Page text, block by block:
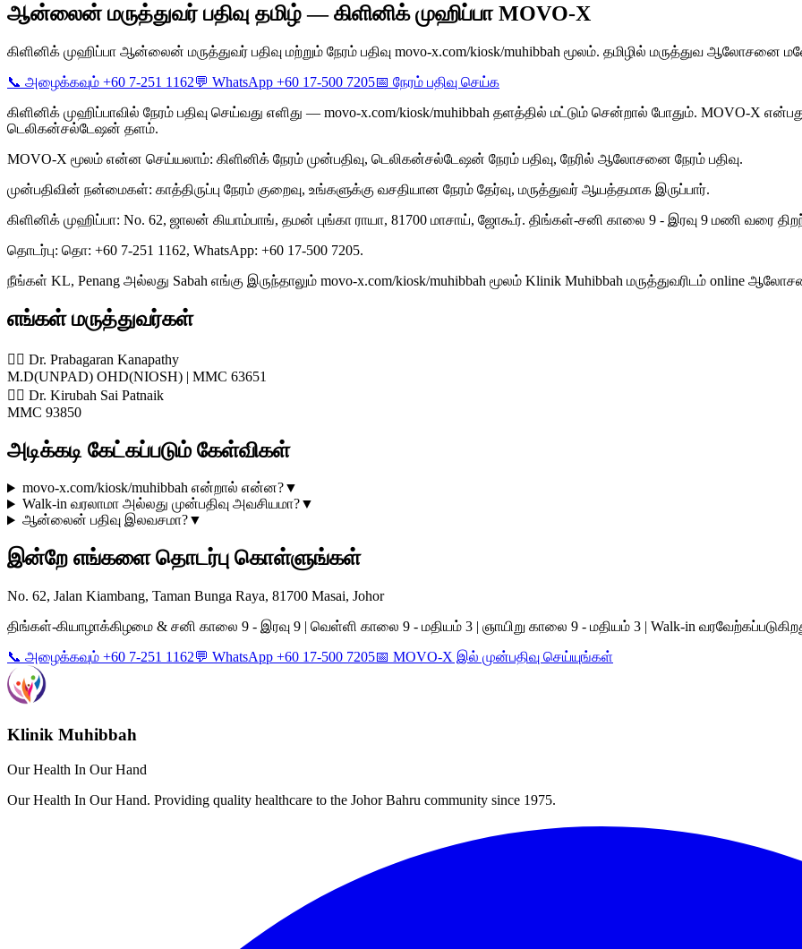
ஆன்லைன் மருத்துவர் பதிவு தமிழ் — கிளினிக் முஹிப்பா MOVO-X
கிளினிக் முஹிப்பா ஆன்லைன் மருத்துவர் பதிவு மற்றும் நேரம் பதிவு movo-x.com/kiosk/muhibbah மூலம். தமிழில் மருத்துவ ஆலோசனை
📞 அழைக்கவும் +60 7-251 1162💬 WhatsApp +60 17-500 7205📅 நேரம் பதிவு செய்க
கிளினிக் முஹிப்பாவில் நேரம் பதிவு செய்வது எளிது — movo-x.com/kiosk/muhibbah தளத்தில் மட்டும் சென்றால் போதும். MOVO-X
டெலிகன்சல்டேஷன் தளம்.
MOVO-X மூலம் என்ன செய்யலாம்: கிளினிக் நேரம் முன்பதிவு, டெலிகன்சல்டேஷன் நேரம் பதிவு, நேரில் ஆலோசனை நேரம் பதிவு.
முன்பதிவின் நன்மைகள்: காத்திருப்பு நேரம் குறைவு, உங்களுக்கு வசதியான நேரம் தேர்வு, மருத்துவர் ஆயத்தமாக இருப்பார்.
கிளினிக் முஹிப்பா: No. 62, ஜாலன் கியாம்பாங், தமன் புங்கா ராயா, 81700 மாசாய், ஜோகூர். திங்கள்-சனி காலை 9 - இரவு 9 மணி வரை
தொடர்பு: தொ: +60 7-251 1162, WhatsApp: +60 17-500 7205.
நீங்கள் KL, Penang அல்லது Sabah எங்கு இருந்தாலும் movo-x.com/kiosk/muhibbah மூலம் Klinik Muhibbah மருத்துவரிடம் online
எங்கள் மருத்துவர்கள்
👨‍⚕️ Dr. Prabagaran Kanapathy
M.D(UNPAD) OHD(NIOSH) | MMC 63651
👨‍⚕️ Dr. Kirubah Sai Patnaik
MMC 93850
அடிக்கடி கேட்கப்படும் கேள்விகள்
movo-x.com/kiosk/muhibbah என்றால் என்ன?▼
Walk-in வரலாமா அல்லது முன்பதிவு அவசியமா?▼
ஆன்லைன் பதிவு இலவசமா?▼
இன்றே எங்களை தொடர்பு கொள்ளுங்கள்
No. 62, Jalan Kiambang, Taman Bunga Raya, 81700 Masai, Johor
திங்கள்-கியாழாக்கிழமை & சனி காலை 9 - இரவு 9 | வெள்ளி காலை 9 - மதியம் 3 | ஞாயிறு காலை 9 - மதியம் 3 | Walk-in
📞 அழைக்கவும் +60 7-251 1162💬 WhatsApp +60 17-500 7205📅 MOVO-X இல் முன்பதிவு செய்யுங்கள்
Klinik Muhibbah
Our Health In Our Hand
Our Health In Our Hand. Providing quality healthcare to the Johor Bahru community since 1975.